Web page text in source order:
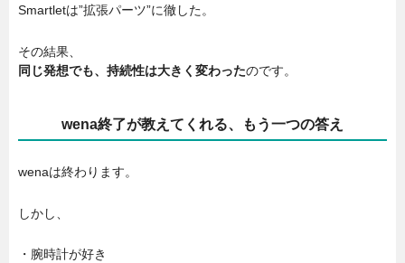
Smartletは”拡張パーツ”に徹した。
その結果、
同じ発想でも、持続性は大きく変わったのです。
wena終了が教えてくれる、もう一つの答え
wenaは終わります。
しかし、
・腕時計が好き